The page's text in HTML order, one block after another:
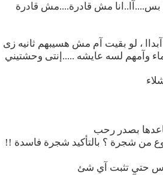
بس....آا..انا مش قادرة....مش قادرة
، لو بقيت آم مش هسيبهم ثانيه زى
وآمهم لسه عايشه .....إنتى وحشتيني
بصدر رحب
من شجرة ؟ بالتأكيد شجرة فاسدة !!
حتي تثبت آي شئ